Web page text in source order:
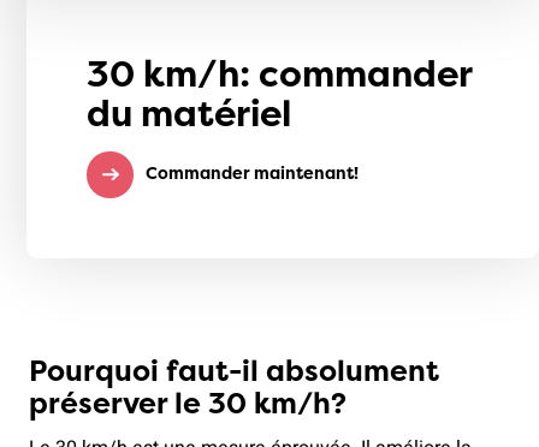
30 km/h: commander
du matériel
Commander maintenant!
Pourquoi faut-il absolument
préserver le 30 km/h?